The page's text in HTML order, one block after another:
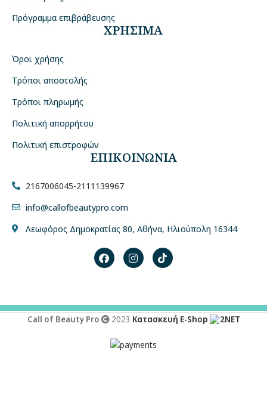
Πρόγραμμα επιβράβευσης
ΧΡΗΣΙΜΑ
Όροι χρήσης
Τρόποι αποστολής
Τρόποι πληρωμής
Πολιτική απορρήτου
Πολιτική επιστροφών
ΕΠΙΚΟΙΝΩΝΙΑ
2167006045-2111139967
info@callofbeautypro.com
Λεωφόρος Δημοκρατίας 80, Αθήνα, Ηλιούπολη 16344
Call of Beauty Pro 2023 Κατασκευή E-Shop 2NET